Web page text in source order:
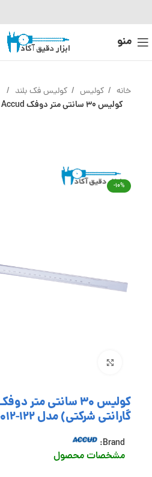
منو
خانه کولیس کولیس فک بلند
-10%
گارانتی شرکتی) مدل 122-012-11
Brand:
مشخصات محصول